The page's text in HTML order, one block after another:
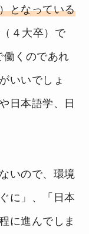
となっている
４大卒）で
働くのであれ
いいでしょ
日本語学、日
いので、環境
に」、「日本
に進んでしま